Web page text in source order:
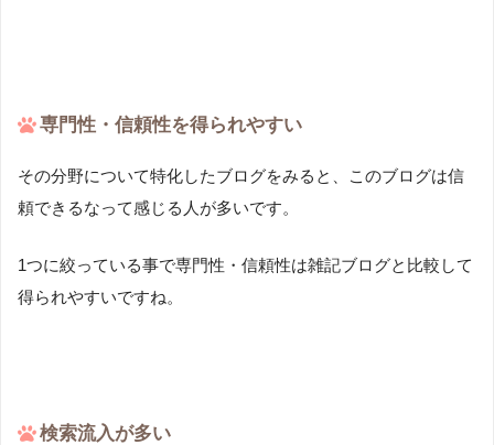
専門性・信頼性を得られやすい
その分野について特化したブログをみると、このブログは信
頼できるなって感じる人が多いです。
1つに絞っている事で専門性・信頼性は雑記ブログと比較して
得られやすいですね。
検索流入が多い